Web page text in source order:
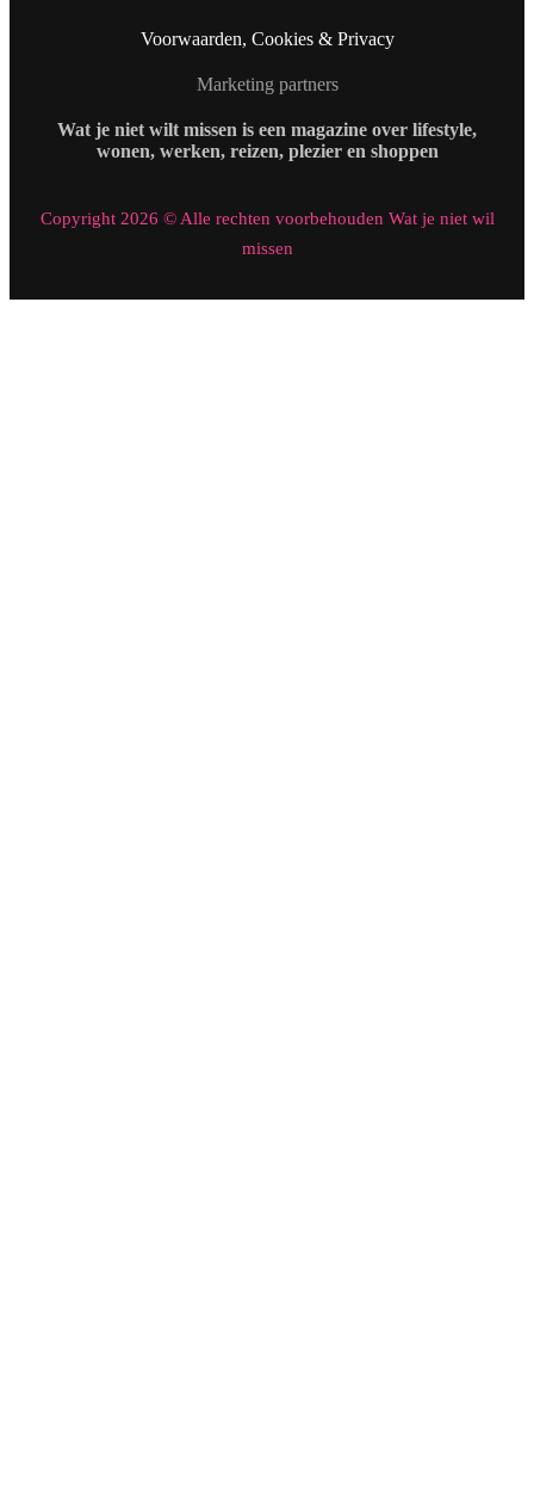
Voorwaarden, Cookies & Privacy
Marketing partners
Wat je niet wilt missen is een magazine over lifestyle,
wonen, werken, reizen, plezier en shoppen
Copyright 2026 © Alle rechten voorbehouden Wat je niet wil
missen